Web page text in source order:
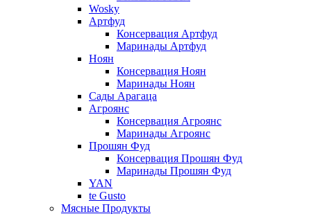
Wosky
Артфуд
Консервация Артфуд
Маринады Артфуд
Ноян
Консервация Ноян
Маринады Ноян
Сады Арагаца
Агроянс
Консервация Агроянс
Маринады Агроянс
Прошян Фуд
Консервация Прошян Фуд
Маринады Прошян Фуд
YAN
te Gusto
Мясные Продукты